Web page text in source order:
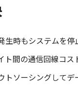
時もシステムを停
間の通信回線コス
トソーシングして